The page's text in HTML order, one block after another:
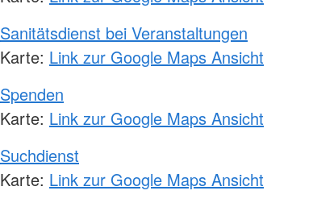
Sanitätsdienst bei Veranstaltungen
Karte: Link zur Google Maps Ansicht
Spenden
Karte: Link zur Google Maps Ansicht
Suchdienst
Karte: Link zur Google Maps Ansicht